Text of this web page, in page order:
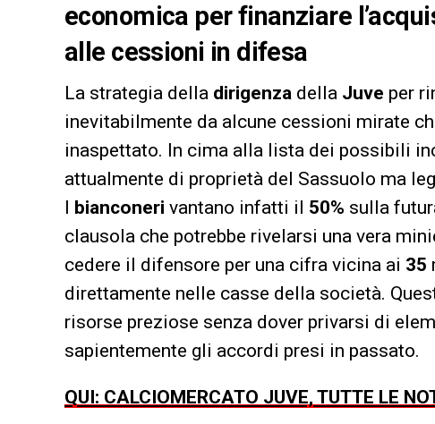
economica per finanziare
alle cessioni in difesa
La strategia della dirigenza della Juve per
inevitabilmente da alcune cessioni mirate
inaspettato. In cima alla lista dei possibili
attualmente di proprietà del Sassuolo ma
I bianconeri vantano infatti il 50% sulla
clausola che potrebbe rivelarsi una vera
cedere il difensore per una cifra vicina ai 35
direttamente nelle casse della società.
risorse preziose senza dover privarsi di
sapientemente gli accordi presi in passato.
QUI: CALCIOMERCATO JUVE, TUTTE LE